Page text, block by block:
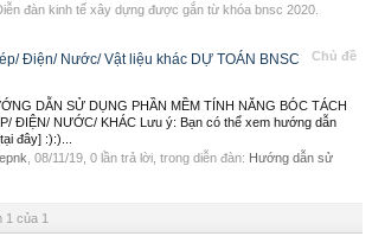
đàn kinh tế xây dựng được gắn từ khóa bnsc 2020.
Chủ đề
Điện/ Nước/ Vật liệu khác DỰ TOÁN BNSC
DẪN SỬ DỤNG PHẦN MỀM TÍNH NĂNG BÓC TÁCH
ĐIỆN/ NƯỚC/ KHÁC Lưu ý: Bạn có thể xem hướng dẫn
đây] :):)...
08/11/19 , 0 lần trả lời, trong diễn đàn: Hướng dẫn sử
1 của 1